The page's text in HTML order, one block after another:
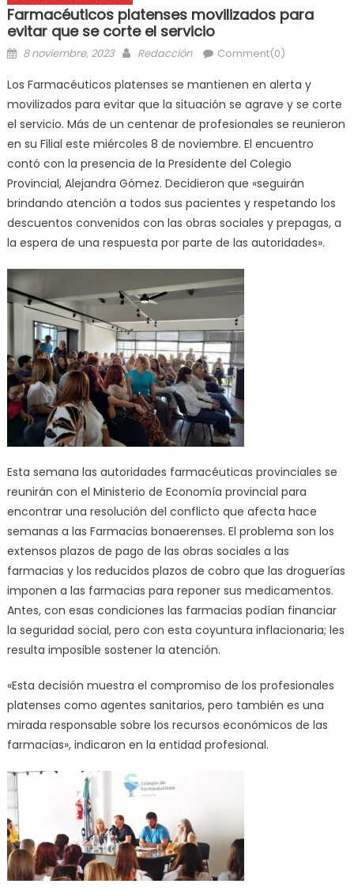
Farmacéuticos platenses movilizados para
evitar que se corte el servicio
8 noviembre, 2023 Redacción Comment(0)
Los Farmacéuticos platenses se mantienen en alerta y
movilizados para evitar que la situación se agrave y se corte
el servicio. Más de un centenar de profesionales se reunieron
en su Filial este miércoles 8 de noviembre. El encuentro
contó con la presencia de la Presidente del Colegio
Provincial, Alejandra Gómez. Decidieron que «seguirán
brindando atención a todos sus pacientes y respetando los
descuentos convenidos con las obras sociales y prepagas, a
la espera de una respuesta por parte de las autoridades».
Esta semana las autoridades farmacéuticas provinciales se
reunirán con el Ministerio de Economía provincial para
encontrar una resolución del conflicto que afecta hace
semanas a las Farmacias bonaerenses. El problema son los
extensos plazos de pago de las obras sociales a las
farmacias y los reducidos plazos de cobro que las droguerías
imponen a las farmacias para reponer sus medicamentos.
Antes, con esas condiciones las farmacias podían financiar
la seguridad social, pero con esta coyuntura inflacionaria; les
resulta imposible sostener la atención.
«Esta decisión muestra el compromiso de los profesionales
platenses como agentes sanitarios, pero también es una
mirada responsable sobre los recursos económicos de las
farmacias», indicaron en la entidad profesional.